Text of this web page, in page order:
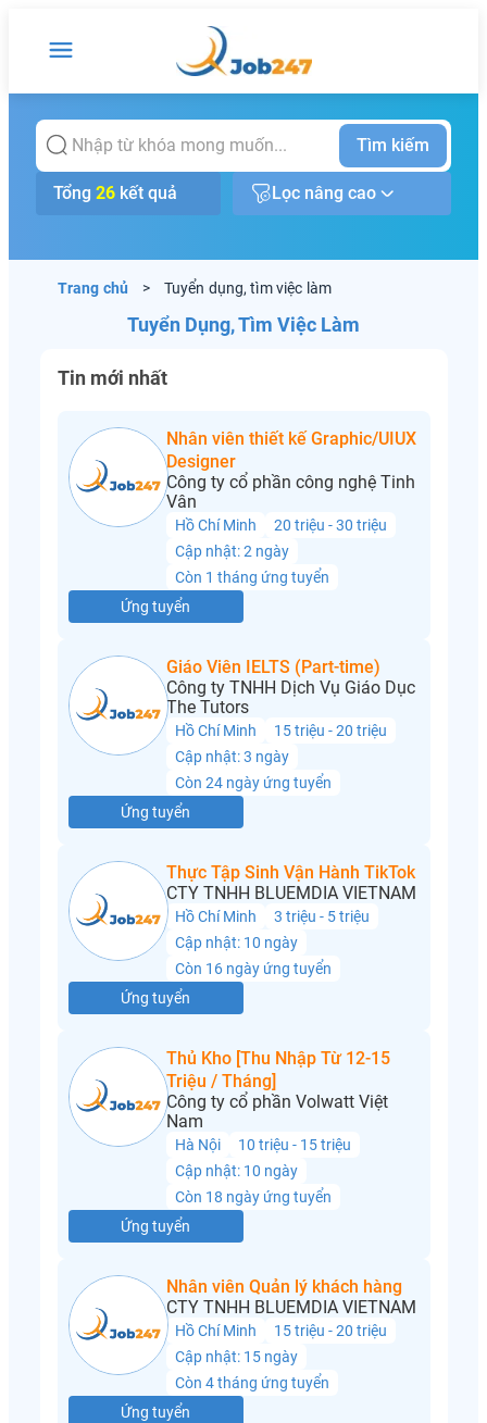
Tìm kiếm
Tổng 26 kết quả Lọc nâng cao
Trang chủ > Tuyển dụng, tìm việc làm
Tuyển Dụng, Tìm Việc Làm
Tin mới nhất
Nhân viên thiết kế Graphic/UIUX
Designer
Công ty cổ phần công nghệ Tinh
Vân
Hồ Chí Minh
20 triệu - 30 triệu
Cập nhật: 2 ngày
Còn 1 tháng ứng tuyển
Ứng tuyển
Giáo Viên IELTS (Part-time)
Công ty TNHH Dịch Vụ Giáo Dục
The Tutors
Hồ Chí Minh
15 triệu - 20 triệu
Cập nhật: 3 ngày
Còn 24 ngày ứng tuyển
Ứng tuyển
Thực Tập Sinh Vận Hành TikTok
CTY TNHH BLUEMDIA VIETNAM
Hồ Chí Minh
3 triệu - 5 triệu
Cập nhật: 10 ngày
Còn 16 ngày ứng tuyển
Ứng tuyển
Thủ Kho [Thu Nhập Từ 12-15
Triệu / Tháng]
Công ty cổ phần Volwatt Việt
Nam
Hà Nội
10 triệu - 15 triệu
Cập nhật: 10 ngày
Còn 18 ngày ứng tuyển
Ứng tuyển
Nhân viên Quản lý khách hàng
CTY TNHH BLUEMDIA VIETNAM
Hồ Chí Minh
15 triệu - 20 triệu
Cập nhật: 15 ngày
Còn 4 tháng ứng tuyển
Ứng tuyển